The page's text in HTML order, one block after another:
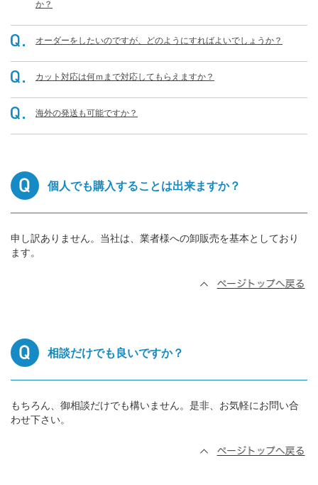
か？
オーダーをしたいのですが、どのようにすればよいでしょうか？
カット対応は何ｍまで対応してもらえますか？
海外の発送も可能ですか？
個人でも購入することは出来ますか？
申し訳ありません。当社は、業者様への卸販売を基本としており
ます。
相談だけでも良いですか？
もちろん、御相談だけでも構いません。是非、お気軽にお問い合
わせ下さい。